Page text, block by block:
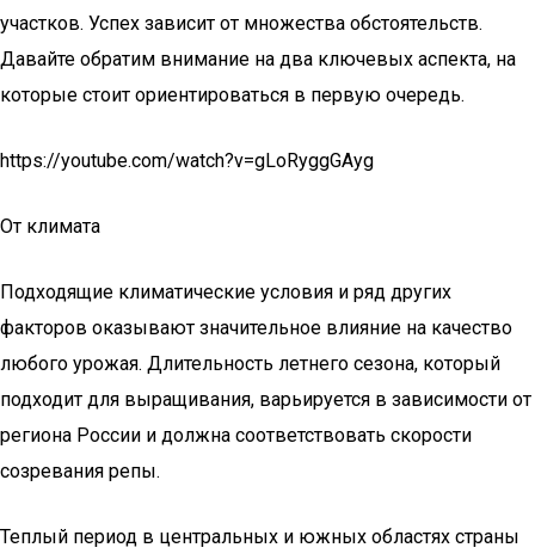
участков. Успех зависит от множества обстоятельств.
Давайте обратим внимание на два ключевых аспекта, на
которые стоит ориентироваться в первую очередь.
https://youtube.com/watch?v=gLoRyggGAyg
От климата
Подходящие климатические условия и ряд других
факторов оказывают значительное влияние на качество
любого урожая. Длительность летнего сезона, который
подходит для выращивания, варьируется в зависимости от
региона России и должна соответствовать скорости
созревания репы.
Теплый период в центральных и южных областях страны